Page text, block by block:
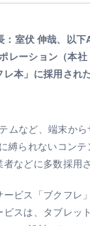
室伏 伸哉、以
ーション（本
本」に採用さ
ムなど、端末
られないコン
などに多数採用
ビス「ブクフ
スは、タブレ